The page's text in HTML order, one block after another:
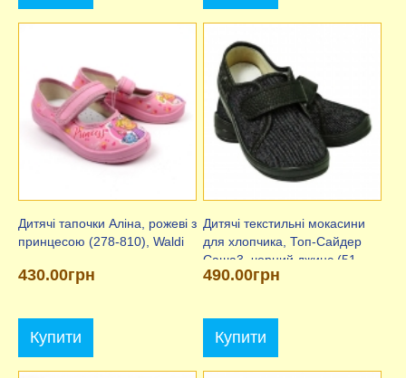
Дитячі тапочки Аліна, рожеві з
принцесою (278-810), Waldi
430.00грн
Купити
Дитячі текстильні мокасини
для хлопчика, Топ-Сайдер
Саша3, чорний джинс (51-
754), Waldi
490.00грн
Купити